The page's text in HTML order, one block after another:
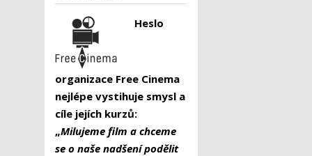
Heslo
organizace Free Cinema
nejlépe vystihuje smysl a
cíle jejích kurzů:
„Milujeme film a chceme
se o naše nadšení podělit